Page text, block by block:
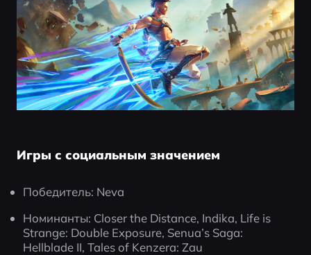
Игры с социальным значением
Победитель: Neva
Номинанты: Closer the Distance, Indika, Life is
Strange: Double Exposure, Senua’s Saga:
Hellblade II, Tales of Kenzera: Zau